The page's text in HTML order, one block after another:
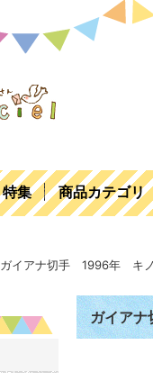
特集 商品カテゴリ
ガイアナ切手 1996年 キ
ガイア